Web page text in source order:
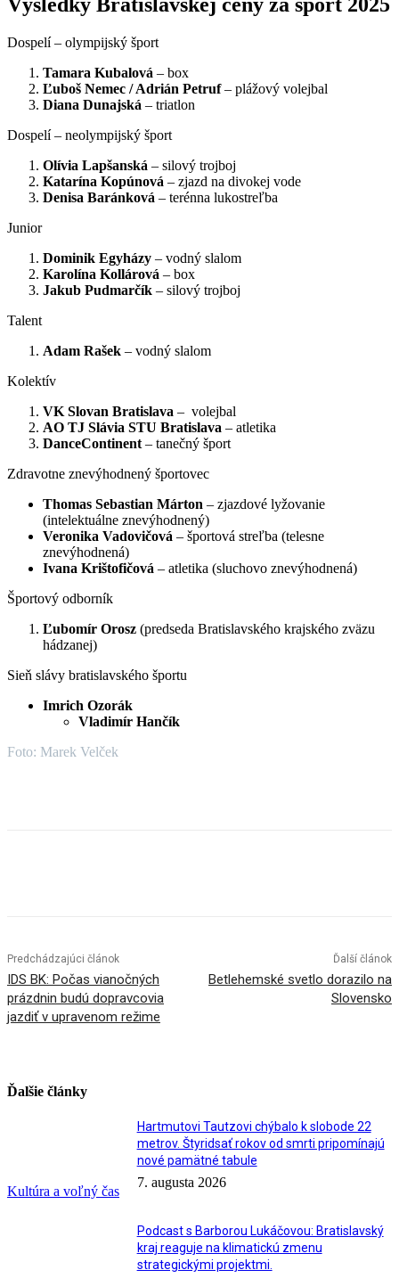
Dospelí – olympijský šport
Tamara Kubalová – box
Ľuboš Nemec / Adrián Petruf– plážový volejbal
Diana Dunajská – triatlon
Dospelí – neolympijský šport
Olívia Lapšanská – silový trojboj
Katarína Kopúnová – zjazd na divokej vode
Denisa Baránková – terénna lukostreľba
Junior
Dominik Egyházy – vodný slalom
Karolína Kollárová – box
Jakub Pudmarčík – silový trojboj
Talent
Adam Rašek – vodný slalom
Kolektív
VK Slovan Bratislava – volejbal
AO TJ Slávia STU Bratislava – atletika
DanceContinent – tanečný šport
Zdravotne znevýhodnený športovec
Thomas Sebastian Márton – zjazdové lyžovanie
(intelektuálne znevýhodnený)
Veronika Vadovičová – športová streľba (telesne
znevýhodnená)
Ivana Krištofičová – atletika (sluchovo znevýhodnená)
Športový odborník
Ľubomír Orosz (predseda Bratislavského krajského zväzu
hádzanej)
Sieň slávy bratislavského športu
Imrich Ozorák
Vladimír Hančík
Foto: Marek Velček
Predchádzajúci článok
IDS BK: Počas vianočných
prázdnin budú dopravcovia
jazdiť v upravenom režime
Ďalší článok
Betlehemské svetlo dorazilo na
Slovensko
Ďalšie články
Kultúra a voľný čas
Hartmutovi Tautzovi chýbalo k slobode 22
metrov. Štyridsať rokov od smrti pripomínajú
nové pamätné tabule
7. augusta 2026
Podcast s Barborou Lukáčovou: Bratislavský
kraj reaguje na klimatickú zmenu
strategickými projektmi.